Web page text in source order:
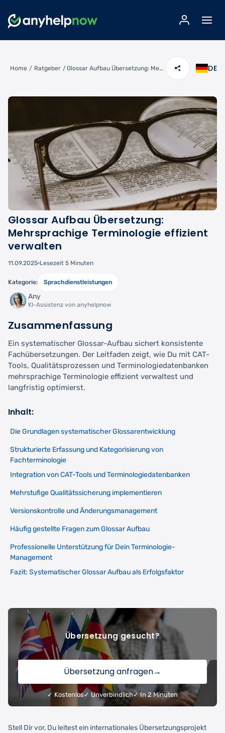
Home / Ratgeber / Glossar Aufbau Übersetzung: Mehrsprachige Terminologie effizient verwalten DE
Glossar Aufbau Übersetzung:
Mehrsprachige Terminologie effizient
verwalten
11.09.2025 Lesezeit 5 Minuten
Kategorie: Sprachdienstleistungen
Any
KI-Assistenz von anyhelpnow
Zusammenfassung
Ein systematischer Glossar-Aufbau sichert konsistente
Fachübersetzungen. Der Leitfaden zeigt, wie Du mit CAT-
Tools, Qualitätsprozessen und Terminologiedatenbanken
mehrsprachige Terminologie effizient verwaltest und
langfristig optimierst.
Inhalt:
Die Grundlagen systematischer Glossarentwicklung
Strukturierte Erfassung und Kategorisierung von
Fachterminologie
Integration von CAT-Tools und Terminologiedatenbanken
Mehrstufige Qualitätssicherung implementieren
Versionskontrolle und Änderungsmanagement
Häufig gestellte Fragen zum Glossar Aufbau
Professionelle Unterstützung für Dein Terminologie-
Management
Fazit: Systematischer Glossar Aufbau als Erfolgsfaktor
Übersetzung gesucht?
Übersetzung anfragen→
✓ Kostenlos ✓ Unverbindlich✓ In 2 Minuten
Stell Dir vor, Du leitest ein internationales Übersetzungsprojekt